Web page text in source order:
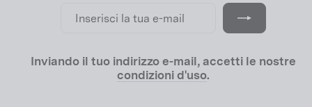
la
Inviando il tuo indirizzo e-mail, accetti le nostre
condizioni d'uso.